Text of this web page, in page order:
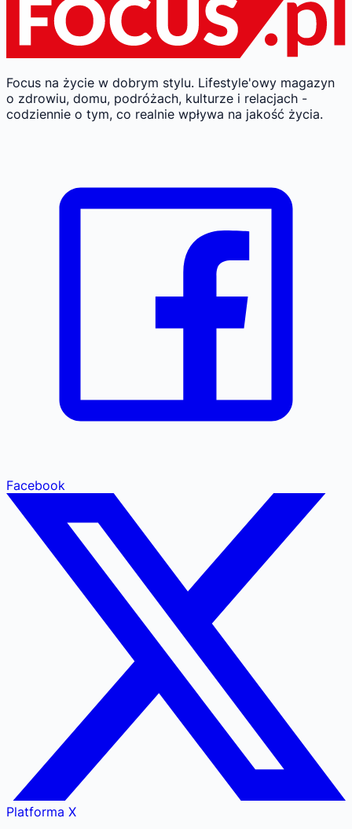
Focus na życie w dobrym stylu. Lifestyle'owy magazyn
o zdrowiu, domu, podróżach, kulturze i relacjach -
codziennie o tym, co realnie wpływa na jakość życia.
Facebook
Platforma X